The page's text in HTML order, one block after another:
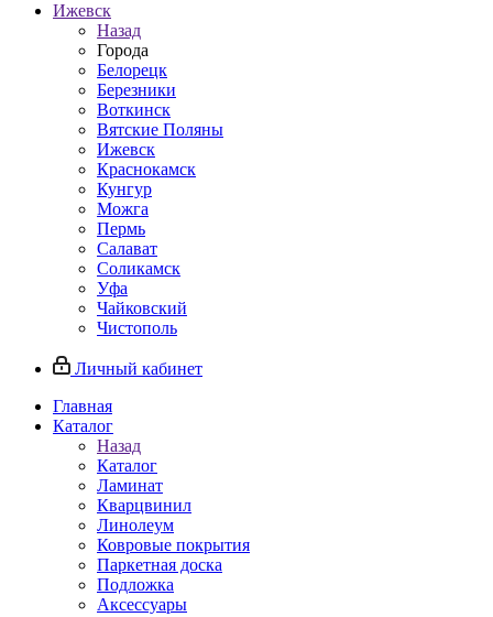
Ижевск
Назад
Города
Белорецк
Березники
Воткинск
Вятские Поляны
Ижевск
Краснокамск
Кунгур
Можга
Пермь
Салават
Соликамск
Уфа
Чайковский
Чистополь
Личный кабинет
Главная
Каталог
Назад
Каталог
Ламинат
Кварцвинил
Линолеум
Ковровые покрытия
Паркетная доска
Подложка
Аксессуары